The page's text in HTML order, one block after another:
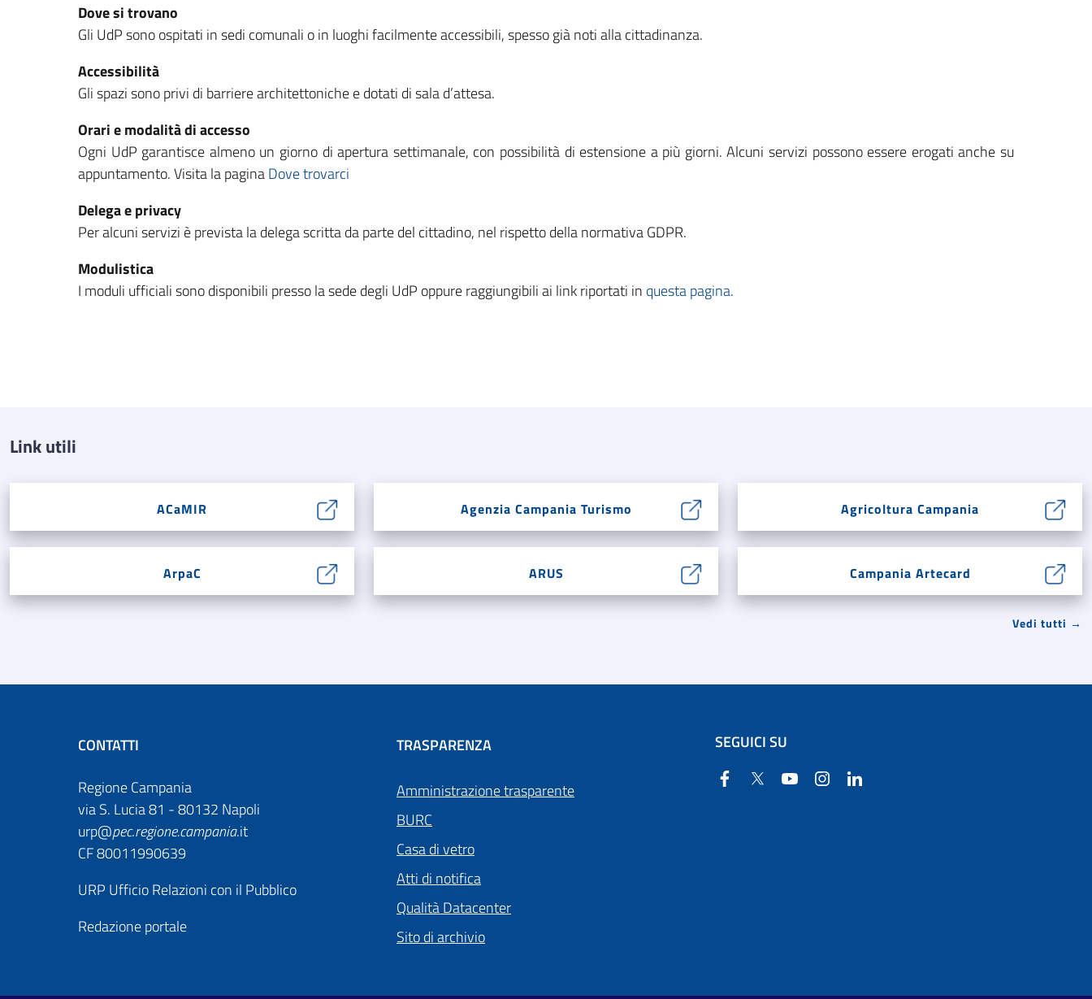
Dove si trovano
Gli UdP sono ospitati in sedi comunali o in luoghi facilmente accessibili, spesso già noti alla cittadinanza.
Accessibilità
Gli spazi sono privi di barriere architettoniche e dotati di sala d’attesa.
Orari e modalità di accesso
Ogni UdP garantisce almeno un giorno di apertura settimanale, con possibilità di estensione a più giorni. Alcuni servizi possono essere erogati anche su
appuntamento. Visita la paginaDove trovarci
Delega e privacy
Per alcuni servizi è prevista la delega scritta da parte del cittadino, nel rispetto della normativa GDPR.
Modulistica
I moduli ufficiali sono disponibili presso la sede degli UdP oppure raggiungibili ai link riportati in questa pagina.
Link utili
ACaMIR Agenzia Campania Turismo Agricoltura Campania
ArpaC ARUS Campania Artecard
Vedi tutti →
CONTATTI
Regione Campania
via S. Lucia 81 - 80132 Napoli
urp@pec.regione.campania.it
CF 80011990639
URP Ufficio Relazioni con il Pubblico
Redazione portale
TRASPARENZA
Amministrazione trasparente
BURC
Casa di vetro
Atti di notifica
Qualità Datacenter
Sito di archivio
SEGUICI SU
Facebook
Twitter YouTube Instagram